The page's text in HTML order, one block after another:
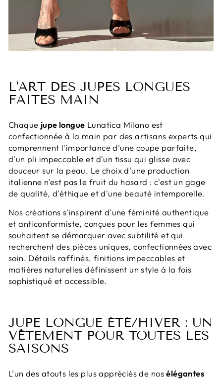
L'ART DES JUPES LONGUES
FAITES MAIN
Chaque jupe longue Lunatica Milano est
confectionnée à la main par des artisans experts qui
comprennent l'importance d'une coupe parfaite,
d'un pli impeccable et d'un tissu qui glisse avec
douceur sur la peau. Le choix d'une production
italienne n'est pas le fruit du hasard : c'est un gage
de qualité, d'éthique et d'une beauté intemporelle.
Nos créations s'inspirent d'une féminité authentique
et anticonformiste, conçues pour les femmes qui
souhaitent se démarquer avec subtilité et qui
recherchent des pièces uniques, confectionnées avec
soin. Détails raffinés, finitions impeccables et
matières naturelles définissent un style à la fois
sophistiqué et accessible.
JUPE LONGUE ÉTÉ/HIVER : UN
VÊTEMENT POUR TOUTES LES
SAISONS
L'un des atouts les plus appréciés de nosélégantes